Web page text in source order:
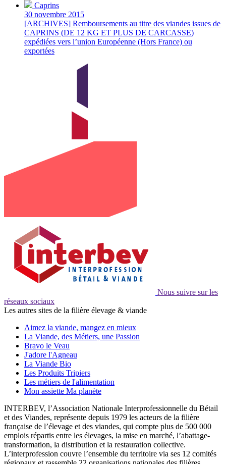
Caprins
30 novembre 2015
[ARCHIVES] Remboursements au titre des viandes issues de
CAPRINS (DE 12 KG ET PLUS DE CARCASSE)
expédiées vers l’union Européenne (Hors France) ou
exportées
Nous suivre sur les
réseaux sociaux
Les autres sites de la filière élevage & viande
Aimez la viande, mangez en mieux
La Viande, des Métiers, une Passion
Bravo le Veau
J'adore l'Agneau
La Viande Bio
Les Produits Tripiers
Les métiers de l'alimentation
Mon assiette Ma planète
INTERBEV, l’Association Nationale Interprofessionnelle du Bétail
et des Viandes, représente depuis 1979 les acteurs de la filière
française de l’élevage et des viandes, qui compte plus de 500 000
emplois répartis entre les élevages, la mise en marché, l’abattage-
transformation, la distribution et la restauration collective.
L’interprofession couvre l’ensemble du territoire via ses 12 comités